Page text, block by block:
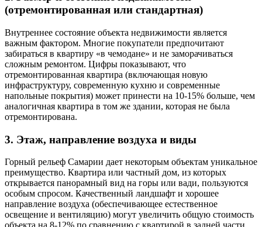
(отремонтированная или стандартная)
Внутреннее состояние объекта недвижимости является
важным фактором. Многие покупатели предпочитают
забираться в квартиру «в чемодане» и не заморачиваться
сложным ремонтом. Цифры показывают, что
отремонтированная квартира (включающая новую
инфраструктуру, современную кухню и современные
напольные покрытия) может принести на 10-15% больше, чем
аналогичная квартира в том же здании, которая не была
отремонтирована.
3. Этаж, направление воздуха и виды
Горный рельеф Самарии дает некоторым объектам уникальное
преимущество. Квартира или частный дом, из которых
открывается панорамный вид на горы или вади, пользуются
особым спросом. Качественный ландшафт и хорошее
направление воздуха (обеспечивающее естественное
освещение и вентиляцию) могут увеличить общую стоимость